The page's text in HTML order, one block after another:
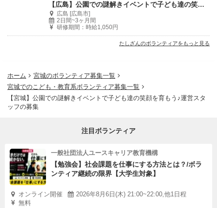
【広島】公園での謎解きイベントで子ども達の笑顔を育もう♪運営リーダー候補の募集
広島 [広島市]
2日間~3ヶ月間
研修期間：時給1,050円
たしざんのボランティアをもっと見る
ホーム
宮城のボランティア募集一覧
宮城でのこども・教育系ボランティア募集一覧
【宮城】公園での謎解きイベントで子ども達の笑顔を育もう♪運営スタ
ッフの募集
注目ボランティア
一般社団法人ユースキャリア教育機構
【勉強会】社会課題を仕事にする方法とは？/ボラ
ンティア継続の限界【大学生対象】
オンライン開催
2026年8月6日(木) 21:00~22:00,他1日程
無料